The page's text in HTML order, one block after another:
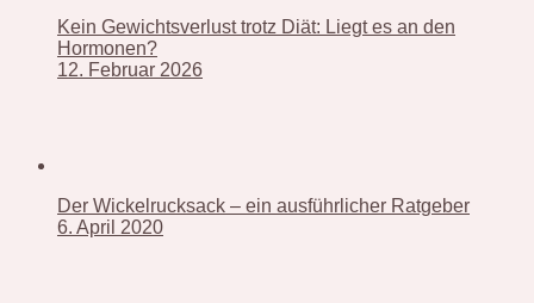
Kein Gewichtsverlust trotz Diät: Liegt es an den
Hormonen?
12. Februar 2026
Der Wickelrucksack – ein ausführlicher Ratgeber
6. April 2020